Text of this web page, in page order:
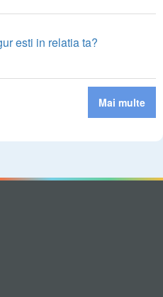
esti in relatia ta?
Mai multe